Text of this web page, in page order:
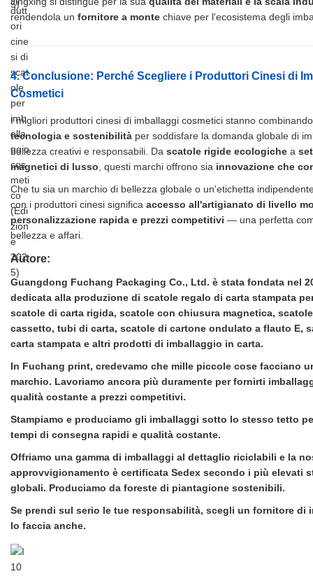
rendendola un fornitore a monte chiave per l'ecosistema degli
4. Conclusione: Perché Scegliere i Produttori Cinesi di
Cosmetici
I migliori produttori cinesi di imballaggi cosmetici stanno
tecnologia e sostenibilità per soddisfare la domanda globale di
bellezza creativi e responsabili. Da scatole rigide ecologiche a
magnetici di lusso , questi marchi offrono sia innovazione che
Che tu sia un marchio di bellezza globale o un'etichetta
con i produttori cinesi significa accesso all'artigianato di livello
personalizzazione rapida e prezzi competitivi — una perfetta
bellezza e affari.
Autore:
Guangdong Fuchang Packaging Co., Ltd. è stata fondata nel
dedicata alla produzione di scatole regalo di carta stampata
scatole di carta rigida, scatole con chiusura magnetica,
cassetto, tubi di carta, scatole di cartone ondulato a flauto E,
carta stampata e altri prodotti di imballaggio in carta.
In Fuchang print, credevamo che mille piccole cose facciano
marchio. Lavoriamo ancora più duramente per fornirti
qualità costante a prezzi competitivi.
Stampiamo e produciamo gli imballaggi sotto lo stesso tetto
tempi di consegna rapidi e qualità costante.
Offriamo una gamma di imballaggi al dettaglio riciclabili e la
approvvigionamento è certificata Sedex secondo i più elevati
globali. Produciamo da foreste di piantagione sostenibili.
Se prendi sul serio le tue responsabilità, scegli un fornitore di
lo faccia anche.